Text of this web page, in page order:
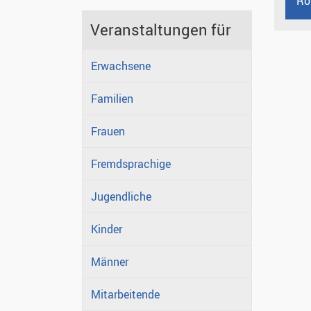
Veranstaltungen für
Erwachsene
Familien
Frauen
Fremdsprachige
Jugendliche
Kinder
Männer
Mitarbeitende